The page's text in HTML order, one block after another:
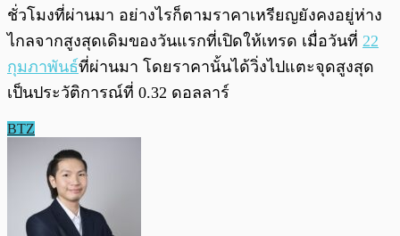
ชั่วโมงที่ผ่านมา อย่างไรก็ตามราคาเหรียญยังคงอยู่ห่าง
ไกลจากสูงสุดเดิมของวันแรกที่เปิดให้เทรด เมื่อวันที่ 22
กุมภาพันธ์ที่ผ่านมา โดยราคานั้นได้วิ่งไปแตะจุดสูงสุด
เป็นประวัติการณ์ที่ 0.32 ดอลลาร์
BTZ